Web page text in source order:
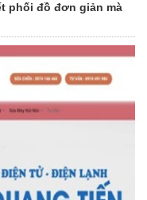
phối đồ đơn giản mà